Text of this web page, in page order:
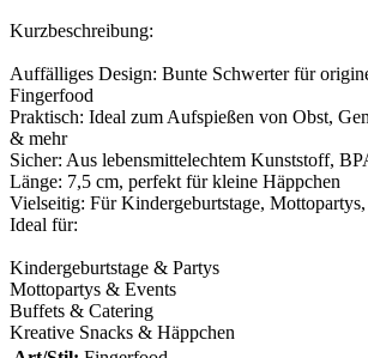
Kurzbeschreibung:
Auffälliges Design: Bunte Schwerter für
Fingerfood
Praktisch: Ideal zum Aufspießen von Obst,
& mehr
Sicher: Aus lebensmittelechtem Kunststoff,
Länge: 7,5 cm, perfekt für kleine Häppchen
Vielseitig: Für Kindergeburtstage,
Ideal für:
Kindergeburtstage & Partys
Mottopartys & Events
Buffets & Catering
Kreative Snacks & Häppchen